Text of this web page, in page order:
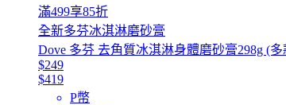
滿499享85折
全新多芬冰淇淋磨砂膏
Dove 多芬 去角質冰淇淋身體磨砂膏298g (
$249
$419
P幣